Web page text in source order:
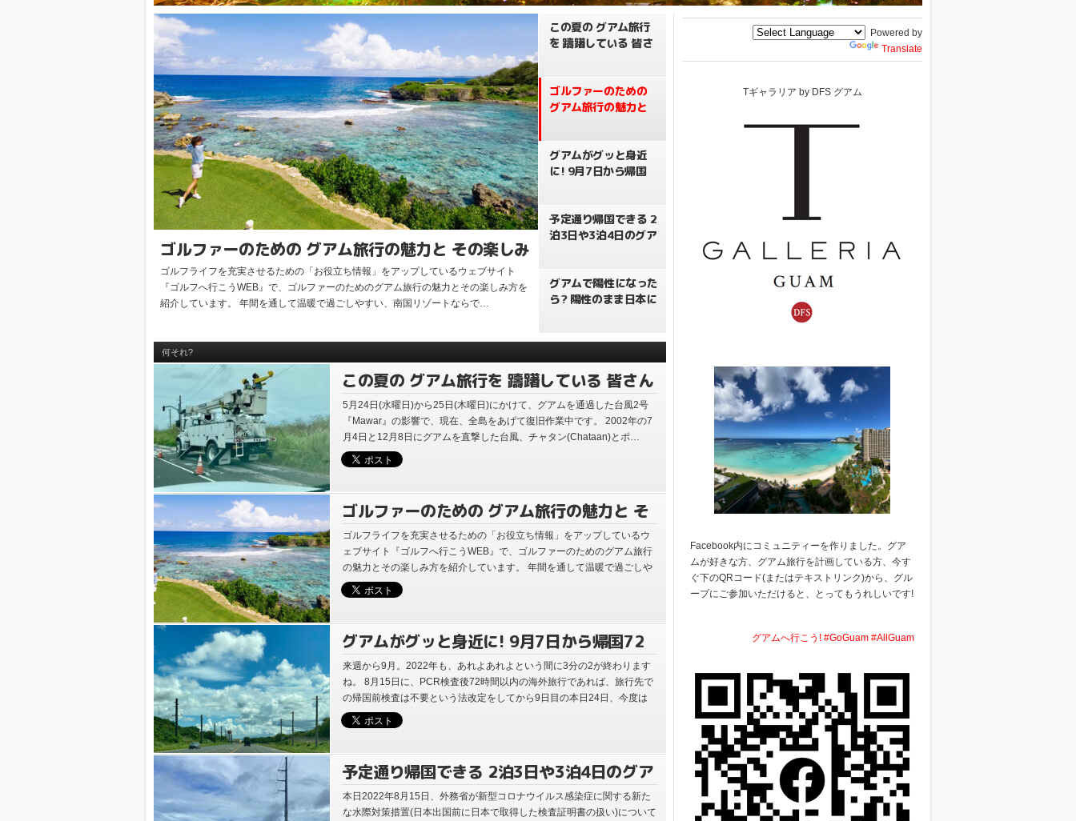
ゴルファーのための グアム旅行の魅力と その楽しみ
方
ゴルフライフを充実させるための「お役立ち情報」をアップしているウェブサイト
『ゴルフへ行こうWEB』で、ゴルファーのためのグアム旅行の魅力とその楽しみ方を
紹介しています。 年間を通して温暖で過ごしやすい、南国リゾートならで…
この夏の グアム旅行
を 躊躇している 皆さ
ゴルファーのための
グアム旅行の魅力と
グアムがグッと身近
に! 9月7日から帰国
予定通り帰国できる 2
泊3日や3泊4日のグア
グアムで陽性になった
ら? 陽性のまま日本に
在)
何それ?
この夏の グアム旅行を 躊躇している 皆さん
へ
5月24日(水曜日)から25日(木曜日)にかけて、グアムを通過した台風2号
『Mawar』の影響で、現在、全島をあげて復旧作業中です。 2002年の7
月4日と12月8日にグアムを直撃した台風、チャタン(Chataan)とポ…
ゴルファーのための グアム旅行の魅力と そ
の楽しみ方
ゴルフライフを充実させるための「お役立ち情報」をアップしているウ
ェブサイト『ゴルフへ行こうWEB』で、ゴルファーのためのグアム旅行
の魅力とその楽しみ方を紹介しています。 年間を通して温暖で過ごしや
すい、南国リゾートならで…
グアムがグッと身近に! 9月7日から帰国72
時間前PCR検査が免除されます
来週から9月。2022年も、あれよあれよという間に3分の2が終わります
ね。 8月15日に、PCR検査後72時間以内の海外旅行であれば、旅行先で
の帰国前検査は不要という法改定をしてから9日目の本日24日、今度は
帰国前PCR…
予定通り帰国できる 2泊3日や3泊4日のグア
ム旅行が可能に
本日2022年8月15日、外務省が新型コロナウイルス感染症に関する新た
な水際対策措置(日本出国前に日本で取得した検査証明書の扱い)について
Powered by
Translate
Tギャラリア by DFS グアム
Facebook内にコミュニティーを作りました。グア
ムが好きな方、グアム旅行を計画している方、今す
ぐ下のQRコード(またはテキストリンク)から、グル
ープにご参加いただけると、とってもうれしいです!
グアムへ行こう! #GoGuam #AllGuam